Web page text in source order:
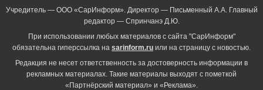
Учредитель — ООО «СарИнформ». Директор — Письменный А.А. Главный
редактор — Спринчанэ Д.Ю.
При использовании любых материалов с сайта "СарИнформ"
обязательна гиперссылка на sarinform.ru или на страницу с новостью.
Редакция не несет ответственность за достоверность информации в
рекламных материалах. Такие материалы выходят с пометкой
«Партнёрский материал» и «Реклама».